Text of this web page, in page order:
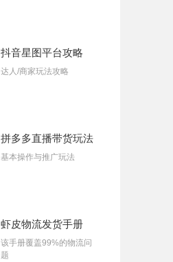
抖音星图平台攻略
达人/商家玩法攻略
拼多多直播带货玩法
基本操作与推广玩法
虾皮物流发货手册
该手册覆盖99%的物流问
题